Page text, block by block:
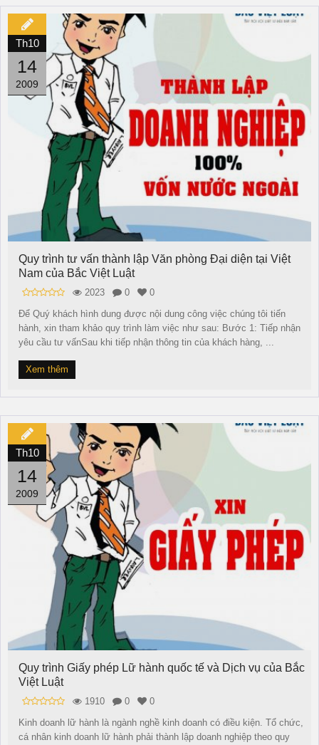
Th10
14
2009
Quy trình tư vấn thành lập Văn phòng Đại diện tại Việt
Nam của Bắc Việt Luật
2023 0
0
Để Quý khách hình dung được nội dung công việc chúng tôi tiến
hành, xin tham khảo quy trình làm việc như sau: Bước 1: Tiếp nhận
yêu cầu tư vấnSau khi tiếp nhận thông tin của khách hàng, ...
Xem thêm
Th10
14
2009
Quy trình Giấy phép Lữ hành quốc tế và Dịch vụ của Bắc
Việt Luật
1910 0
0
Kinh doanh lữ hành là ngành nghề kinh doanh có điều kiện. Tổ chức,
cá nhân kinh doanh lữ hành phải thành lập doanh nghiệp theo quy